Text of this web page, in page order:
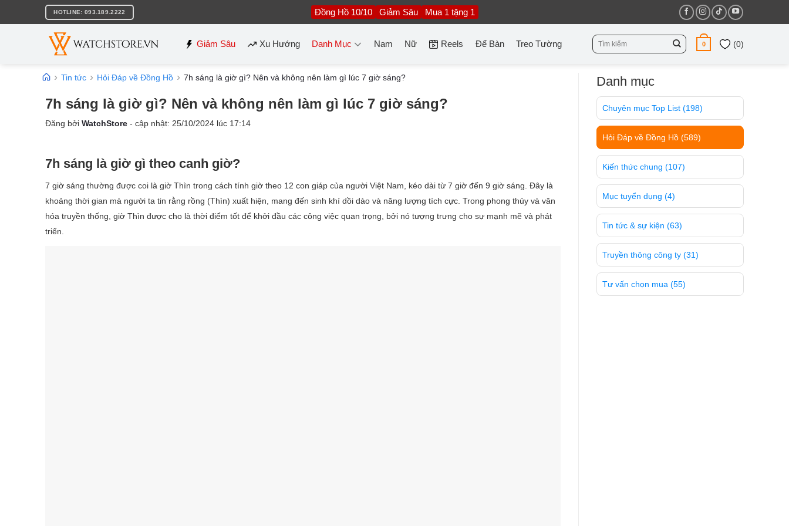
nội
HOTLINE: 093.189.2222 Đồng Hồ 10/10 Giảm Sâu Mua 1 tặng 1
Giảm Sâu Xu Hướng Danh Mục Nam Nữ Reels Để Bàn Treo Tường
Tìm
kiếm:
0 (0)
Tin tức Hỏi Đáp về Đồng Hồ 7h sáng là giờ gì? Nên và không nên làm gì lúc 7 giờ sáng?
7h sáng là giờ gì? Nên và không nên làm gì lúc 7 giờ sáng?
Đăng bởi WatchStore - cập nhật: 25/10/2024 lúc 17:14
7h sáng là giờ gì theo canh giờ?
7 giờ sáng thường được coi là giờ Thìn trong cách tính giờ theo 12 con giáp của người Việt Nam, kéo dài từ 7 giờ đến 9 giờ sáng. Đây là
khoảng thời gian mà người ta tin rằng rồng (Thìn) xuất hiện, mang đến sinh khí dồi dào và năng lượng tích cực. Trong phong thủy và văn
hóa truyền thống, giờ Thìn được cho là thời điểm tốt để khởi đầu các công việc quan trọng, bởi nó tượng trưng cho sự mạnh mẽ và phát
triển.
Danh mục
Chuyên mục Top List (198)
Hỏi Đáp về Đồng Hồ (589)
Kiến thức chung (107)
Mục tuyển dụng (4)
Tin tức & sự kiện (63)
Truyền thông công ty (31)
Tư vấn chọn mua (55)